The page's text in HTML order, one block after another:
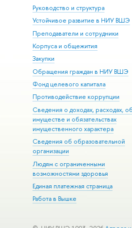
Руководство и структура
Устойчивое развитие в НИУ ВШЭ
Преподаватели и сотрудники
Корпуса и общежития
Закупки
Обращения граждан в НИУ ВШЭ
Фонд целевого капитала
Противодействие коррупции
Сведения о доходах, расходах, об
имуществе и обязательствах
имущественного характера
Сведения об образовательной
организации
Людям с ограниченными
возможностями здоровья
Единая платежная страница
Работа в Вышке